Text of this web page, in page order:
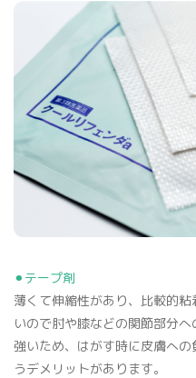
⚫︎テープ剤
薄くて伸縮性があり、比較的
いので肘や膝などの関節部分
強いため、はがす時に皮膚へ
うデメリットがあります。